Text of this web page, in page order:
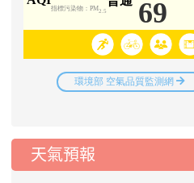
天氣預報